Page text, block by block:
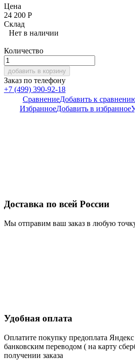
Цена
24 200 Р
Склад
Нет в наличии
Количество
добавить в корзину
Заказ по телефону
+7 (499) 390-92-18
СравнениеДобавить к
ИзбранноеДобавить в избранное
Доставка по всей России
Мы отправим ваш заказ в любую
Удобная оплата
Оплатите покупку предоплата
банковским переводом ( на карту
получении заказа